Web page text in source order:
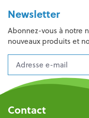
Newsletter
Abonnez-vous à notre
nouveaux produits et
Contact